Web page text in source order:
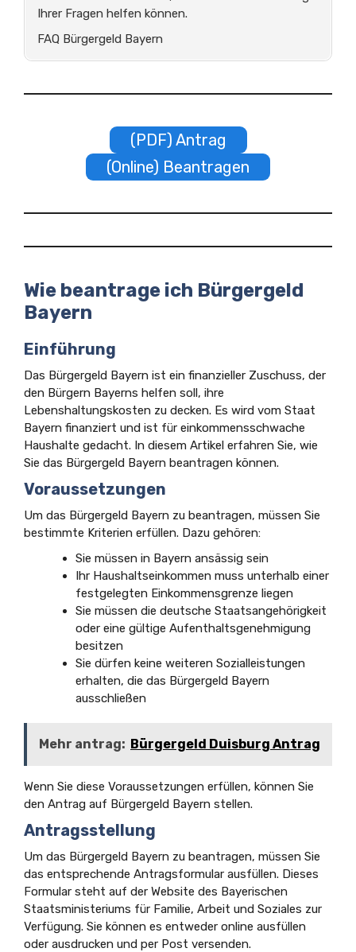
Ihrer Fragen helfen können.
FAQ Bürgergeld Bayern
(PDF) Antrag
(Online) Beantragen
Wie beantrage ich Bürgergeld
Bayern
Einführung
Das Bürgergeld Bayern ist ein finanzieller Zuschuss, der
den Bürgern Bayerns helfen soll, ihre
Lebenshaltungskosten zu decken. Es wird vom Staat
Bayern finanziert und ist für einkommensschwache
Haushalte gedacht. In diesem Artikel erfahren Sie, wie
Sie das Bürgergeld Bayern beantragen können.
Voraussetzungen
Um das Bürgergeld Bayern zu beantragen, müssen Sie
bestimmte Kriterien erfüllen. Dazu gehören:
Sie müssen in Bayern ansässig sein
Ihr Haushaltseinkommen muss unterhalb einer
festgelegten Einkommensgrenze liegen
Sie müssen die deutsche Staatsangehörigkeit
oder eine gültige Aufenthaltsgenehmigung
besitzen
Sie dürfen keine weiteren Sozialleistungen
erhalten, die das Bürgergeld Bayern
ausschließen
Mehr antrag: Bürgergeld Duisburg Antrag
Wenn Sie diese Voraussetzungen erfüllen, können Sie
den Antrag auf Bürgergeld Bayern stellen.
Antragsstellung
Um das Bürgergeld Bayern zu beantragen, müssen Sie
das entsprechende Antragsformular ausfüllen. Dieses
Formular steht auf der Website des Bayerischen
Staatsministeriums für Familie, Arbeit und Soziales zur
Verfügung. Sie können es entweder online ausfüllen
oder ausdrucken und per Post versenden.